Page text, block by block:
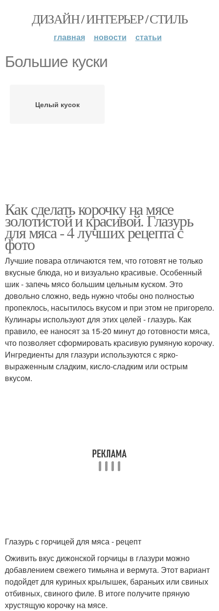
ДИЗАЙН / ИНТЕРЬЕР / СТИЛЬ
главная новости статьи
Большие куски
Целый кусок
Как сделать корочку на мясе
золотистой и красивой. Глазурь
для мяса - 4 лучших рецепта с
фото
Лучшие повара отличаются тем, что готовят не только
вкусные блюда, но и визуально красивые. Особенный
шик - запечь мясо большим цельным куском. Это
довольно сложно, ведь нужно чтобы оно полностью
пропеклось, насытилось вкусом и при этом не пригорело.
Кулинары используют для этих целей - глазурь. Как
правило, ее наносят за 15-20 минут до готовности мяса,
что позволяет сформировать красивую румяную корочку.
Ингредиенты для глазури используются с ярко-
выраженным сладким, кисло-сладким или острым
вкусом.
Глазурь с горчицей для мяса - рецепт
Оживить вкус дижонской горчицы в глазури можно
добавлением свежего тимьяна и вермута. Этот вариант
подойдет для куриных крылышек, бараньих или свиных
отбивных, свиного филе. В итоге получите пряную
хрустящую корочку на мясе.